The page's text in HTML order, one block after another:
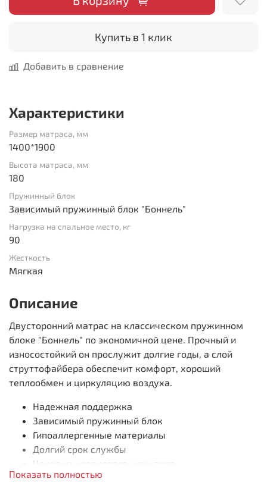
Купить в 1 клик
Добавить в сравнение
Характеристики
Размер матраса, мм
1400*1900
Высота матраса, мм
180
Пружинный блок
Зависимый пружинный блок "Боннель"
Нагрузка на спальное место, кг
90
Жесткость
Мягкая
Описание
Двусторонний матрас на классическом пружинном
блоке "Боннель" по экономичной цене. Прочный и
износостойкий он прослужит долгие годы, а слой
струттофайбера обеспечит комфорт, хороший
теплообмен и циркуляцию воздуха.
Надежная поддержка
Зависимый пружинный блок
Гипоаллергенные материалы
Долгий срок службы
Чехол из хлопкового жаккарда
Высота 180 мм
Показать полностью